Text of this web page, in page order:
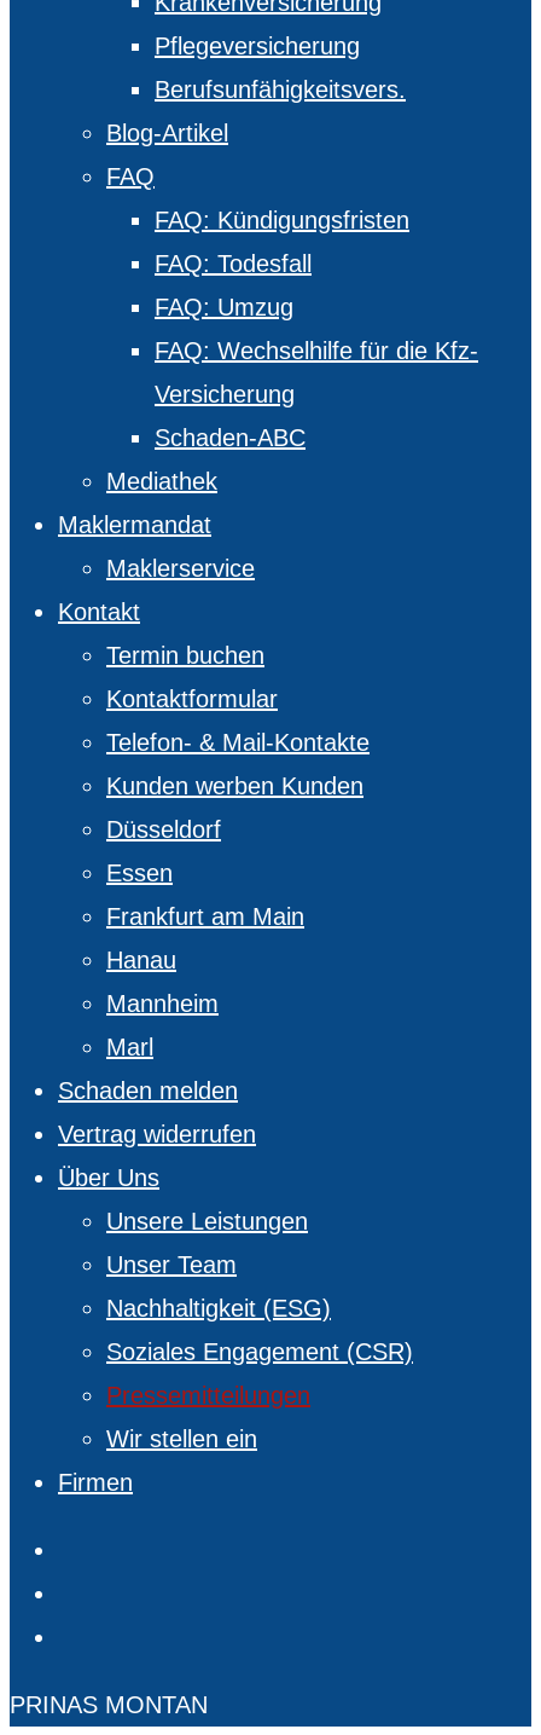
Pflegeversicherung
Berufsunfähigkeitsvers.
Blog-Artikel
FAQ
FAQ: Kündigungsfristen
FAQ: Todesfall
FAQ: Umzug
FAQ: Wechselhilfe für die Kfz-
Versicherung
Schaden-ABC
Mediathek
Maklermandat
Maklerservice
Kontakt
Termin buchen
Kontaktformular
Telefon- & Mail-Kontakte
Kunden werben Kunden
Düsseldorf
Essen
Frankfurt am Main
Hanau
Mannheim
Marl
Schaden melden
Vertrag widerrufen
Über Uns
Unsere Leistungen
Unser Team
Nachhaltigkeit (ESG)
Soziales Engagement (CSR)
Pressemitteilungen
Wir stellen ein
Firmen
PRINAS MONTAN